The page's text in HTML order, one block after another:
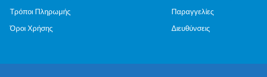
Τρόποι Πληρωμής
Όροι Χρήσης
Παραγγελίες
Διευθύνσεις